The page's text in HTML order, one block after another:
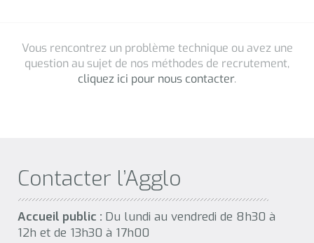
Contacter l’Agglo
Accueil public : Du lundi au vendredi de 8h30 à
12h et de 13h30 à 17h00